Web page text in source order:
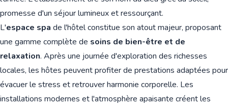
promesse d'un séjour lumineux et ressourçant.
L'espace spa de l'hôtel constitue son atout majeur, proposant
une gamme complète de soins de bien-être et de
relaxation. Après une journée d'exploration des richesses
locales, les hôtes peuvent profiter de prestations adaptées pour
évacuer le stress et retrouver harmonie corporelle. Les
installations modernes et l'atmosphère apaisante créent les